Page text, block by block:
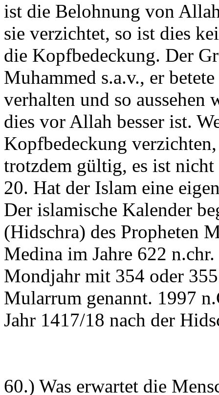
ist die Belohnung von
sie verzichtet, so ist dies
die Kopfbedeckung. Der
Muhammed s.a.v., er
verhalten und so aussehen
dies vor Allah besser ist.
Kopfbedeckung
trotzdem gültig, es ist
20. Hat der Islam eine
Der islamische Kalender
(Hidschra) des Propheten
Medina im Jahre 622
Mondjahr mit 354 oder
Mularrum genannt. 1997
Jahr 1417/18 nach der
60.) Was erwartet die